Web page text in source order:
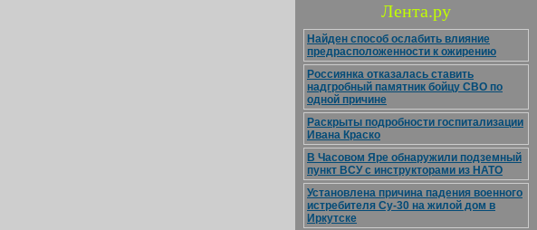
Лента.ру
Найден способ ослабить влияние
предрасположенности к ожирению
Россиянка отказалась ставить
надгробный памятник бойцу СВО по
одной причине
Раскрыты подробности госпитализации
Ивана Краско
В Часовом Яре обнаружили подземный
пункт ВСУ с инструкторами из НАТО
Установлена причина падения военного
истребителя Су-30 на жилой дом в
Иркутске